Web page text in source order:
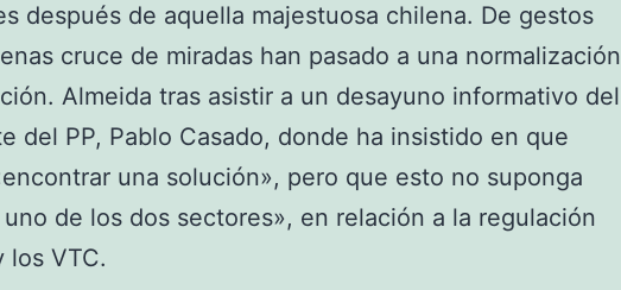
después de aquella majestuosa chilena. De gestos
cruce de miradas han pasado a una normalización
Almeida tras asistir a un desayuno informativo del
del PP, Pablo Casado, donde ha insistido en que
una solución», pero que esto no suponga
de los dos sectores», en relación a la regulación
los VTC.